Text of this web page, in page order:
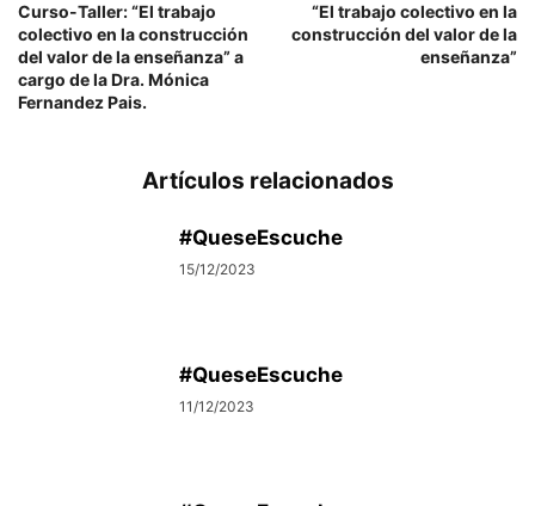
Curso-Taller: “El trabajo
colectivo en la construcción
del valor de la enseñanza” a
cargo de la Dra. Mónica
Fernandez Pais.
“El trabajo colectivo en la
construcción del valor de la
enseñanza”
Artículos relacionados
#QueseEscuche
15/12/2023
#QueseEscuche
11/12/2023